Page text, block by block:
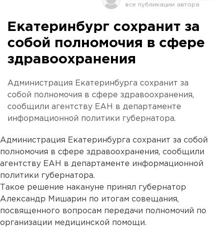
Екатеринбург сохранит за
собой полномочия в сфере
здравоохранения
Администрация Екатеринбурга сохранит за
собой полномочия в сфере здравоохранения,
сообщили агентству ЕАН в департаменте
информационной политики губернатора.
Администрация Екатеринбурга сохранит за собой
полномочия в сфере здравоохранения, сообщили
агентству ЕАН в департаменте информационной
политики губернатора.
Такое решение накануне принял губернатор
Александр Мишарин по итогам совещания,
посвященного вопросам передачи полномочий по
организации медицинской помощи.